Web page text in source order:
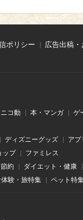
ポリシー
広告出稿
ニコ動 本・マンガ ゲ
ディズニーグッズ アプ
ップ ファミレス
節約 ダイエット・健康
験・旅特集 ペット特